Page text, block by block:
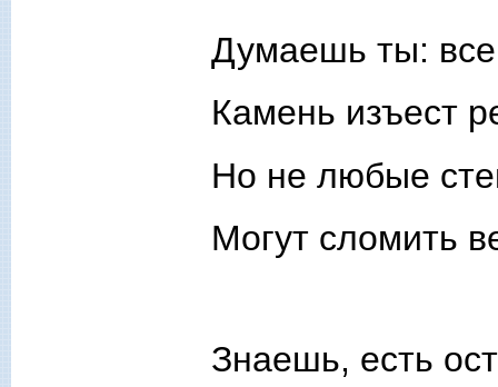
Думаешь ты:
Камень изъест
Но не любые
Могут сломить
Знаешь, есть